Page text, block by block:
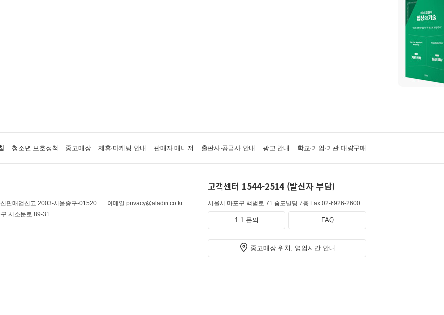
청소년 보호정책 중고매장 제휴·마케팅 안내 판매자 매니저 출판사·공급사 안내 광고 안내 학교·기업·기관 대량구매
판매업신고 2003-서울중구-01520
이메일 privacy@aladin.co.kr
서소문로 89-31
고객센터 1544-2514 (발신자 부담)
서울시 마포구 백범로 71 숨도빌딩 7층 Fax 02-6926-2600
1:1 문의 FAQ
중고매장 위치, 영업시간 안내